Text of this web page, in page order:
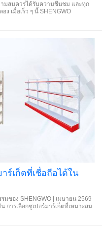
ามสมควรได้รับความชื่นชม และทุก
ง เมื่อเร็ว ๆ นี้ SHENGWO
ร์เก็ตที่เชื่อถือได้ใน
ของ SHENGWO | เมษายน 2569
ารเลือกซูเปอร์มาร์เก็ตที่เหมาะสม